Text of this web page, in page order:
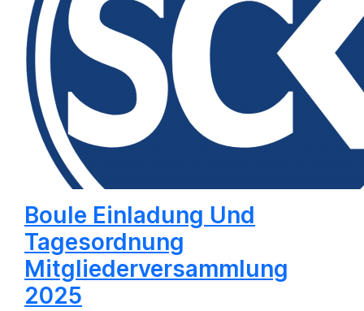
Boule Einladung Und
Tagesordnung
Mitgliederversammlung
2025